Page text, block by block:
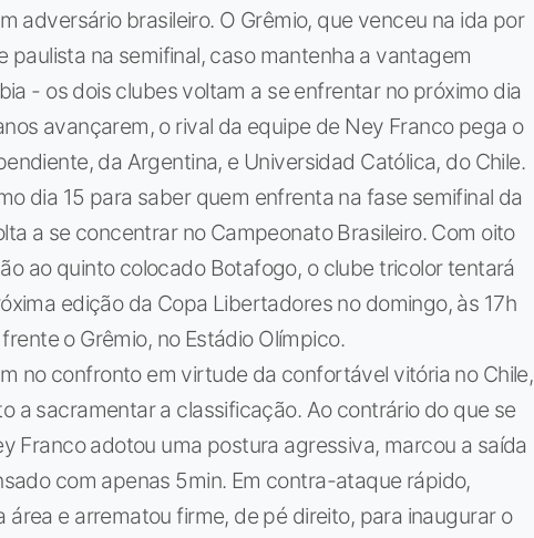
adversário brasileiro. O Grêmio, que venceu na ida por
paulista na semifinal, caso mantenha a vantagem
- os dois clubes voltam a se enfrentar no próximo dia
avançarem, o rival da equipe de Ney Franco pega o
da Argentina, e Universidad Católica, do Chile.
dia 15 para saber quem enfrenta na fase semifinal da
a se concentrar no Campeonato Brasileiro. Com oito
ao quinto colocado Botafogo, o clube tricolor tentará
edição da Copa Libertadores no domingo, às 17h
o Grêmio, no Estádio Olímpico.
no confronto em virtude da confortável vitória no Chile,
a sacramentar a classificação. Ao contrário do que se
Franco adotou uma postura agressiva, marcou a saída
com apenas 5min. Em contra-ataque rápido,
e arrematou firme, de pé direito, para inaugurar o